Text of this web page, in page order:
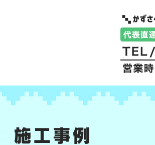
施工事例